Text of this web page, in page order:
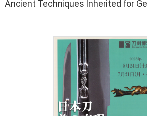
Ancient Techniques Inherited for